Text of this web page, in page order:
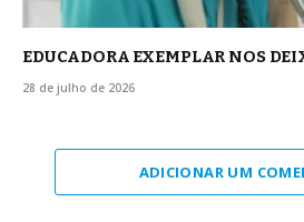
EDUCADORA EXEMPLAR NOS
28 de julho de 2026
ADICIONAR UM